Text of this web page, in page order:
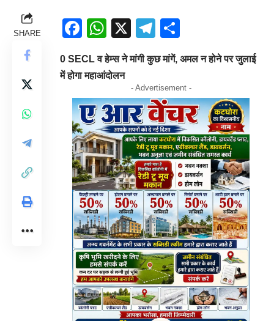
SHARE Facebook
WhatsApp
X Telegram
0 SECL व हेम्स ने मांगी कुछ मांगें, अमल न होने पर जुलाई
में होगा महाआंदोलन
- Advertisement -